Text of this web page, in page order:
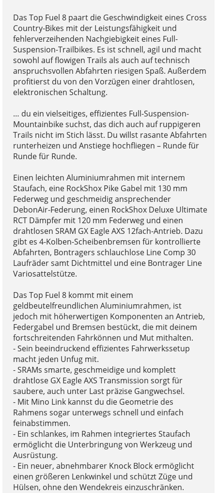
Das Top Fuel 8 paart die Geschwindigkeit eines Cross
Country-Bikes mit der Leistungsfähigkeit und
fehlerverzeihenden Nachgiebigkeit eines Full-
Suspension-Trailbikes. Es ist schnell, agil und macht
sowohl auf flowigen Trails als auch auf technisch
anspruchsvollen Abfahrten riesigen Spaß. Außerdem
profitierst du von den Vorzügen einer drahtlosen,
elektronischen Schaltung.
… du ein vielseitiges, effizientes Full-Suspension-
Mountainbike suchst, das dich auch auf ruppigeren
Trails nicht im Stich lässt. Du willst rasante Abfahrten
runterheizen und Anstiege hochfliegen – Runde für
Runde für Runde.
Einen leichten Aluminiumrahmen mit internem
Staufach, eine RockShox Pike Gabel mit 130 mm
Federweg und geschmeidig ansprechender
DebonAir-Federung, einen RockShox Deluxe Ultimate
RCT Dämpfer mit 120 mm Federweg und einen
drahtlosen SRAM GX Eagle AXS 12fach-Antrieb. Dazu
gibt es 4-Kolben-Scheibenbremsen für kontrollierte
Abfahrten, Bontragers schlauchlose Line Comp 30
Laufräder samt Dichtmittel und eine Bontrager Line
Variosattelstütze.
Das Top Fuel 8 kommt mit einem
geldbeutelfreundlichen Aluminiumrahmen, ist
jedoch mit höherwertigen Komponenten an Antrieb,
Federgabel und Bremsen bestückt, die mit deinem
fortschreitenden Fahrkönnen und Mut mithalten.
- Sein beeindruckend effizientes Fahrwerkssetup
macht jeden Unfug mit.
- SRAMs smarte, geschmeidige und komplett
drahtlose GX Eagle AXS Transmission sorgt für
saubere, auch unter Last präzise Gangwechsel.
- Mit Mino Link kannst du die Geometrie des
Rahmens sogar unterwegs schnell und einfach
feinabstimmen.
- Ein schlankes, im Rahmen integriertes Staufach
ermöglicht die Unterbringung von Werkzeug und
Ausrüstung.
- Ein neuer, abnehmbarer Knock Block ermöglicht
einen größeren Lenkwinkel und schützt Züge und
Hülsen, ohne den Wendekreis einzuschränken.